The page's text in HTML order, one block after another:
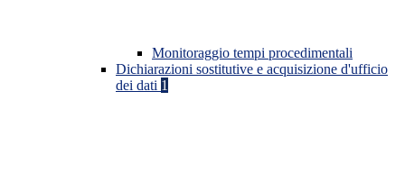
Monitoraggio tempi procedimentali
Dichiarazioni sostitutive e acquisizione d'ufficio
dei dati 1